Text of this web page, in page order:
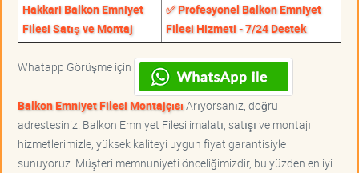
Hakkari Balkon Emniyet
Filesi Satış ve Montaj
✅ Profesyonel Balkon Emniyet
Filesi Hizmeti - 7/24 Destek
Whatapp Görüşme için
Balkon Emniyet Filesi MontajçısıArıyorsanız, doğru
adrestesiniz! Balkon Emniyet Filesi imalatı, satışı ve montajı
hizmetlerimizle, yüksek kaliteyi uygun fiyat garantisiyle
sunuyoruz. Müşteri memnuniyeti önceliğimizdir, bu yüzden en iyi